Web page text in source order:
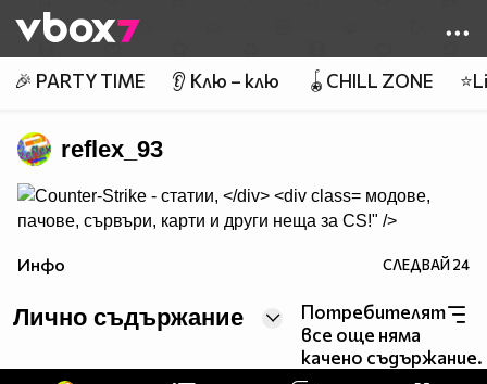
👾
🎉 PARTY TIME 👂 Клю – клю 🪀CHILL ZONE
reflex_93
модове,
пачове, сървъри, карти и други неща за CS!" />
Инфо СЛЕДВАЙ24
Лично съдържание
Потребителят
все още няма
качено съдържание.